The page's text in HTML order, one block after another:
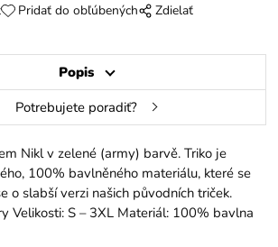
Pridať do obľúbených Zdielať
Popis
Potrebujete poradiť?
Nikl v zelené (army) barvě. Triko je
100% bavlněného materiálu, které se
o slabší verzi našich původních triček.
Velikosti: S – 3XL Materiál: 100% bavlna